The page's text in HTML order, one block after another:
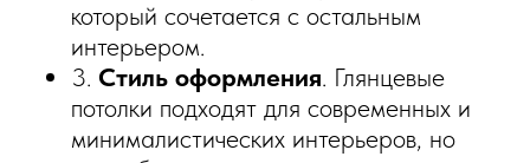
который сочетается с остальным
интерьером.
3. Стиль оформления. Глянцевые
потолки подходят для современных и
минималистических интерьеров, но